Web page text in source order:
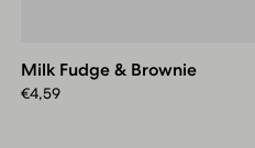
Brownie
Milk Fudge & Brownie
€4,59